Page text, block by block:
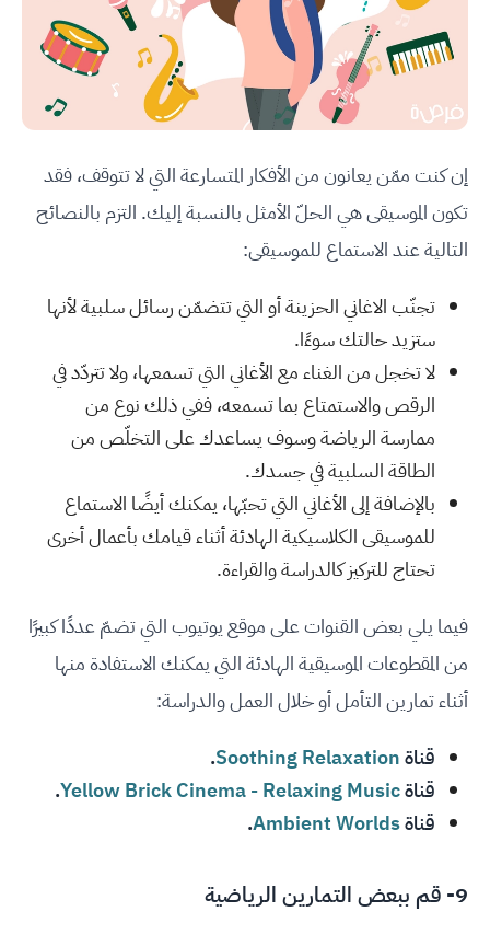
إن كنت ممّن يعانون من الأفكار المتسارعة التي لا تتوقف، فقد
تكون الموسيقى هي الحلّ الأمثل بالنسبة إليك. التزم بالنصائح
التالية عند الاستماع للموسيقى:
تجنّب الاغاني الحزينة أو التي تتضمّن رسائل سلبية لأنها
ستزيد حالتك سوءًا.
لا تخجل من الغناء مع الأغاني التي تسمعها، ولا تتردّد في
الرقص والاستمتاع بما تسمعه، ففي ذلك نوع من
ممارسة الرياضة وسوف يساعدك على التخلّص من
الطاقة السلبية في جسدك.
بالإضافة إلى الأغاني التي تحبّها، يمكنك أيضًا الاستماع
للموسيقى الكلاسيكية الهادئة أثناء قيامك بأعمال أخرى
تحتاج للتركيز كالدراسة والقراءة.
فيما يلي بعض القنوات على موقع يوتيوب التي تضمّ عددًا كبيرًا
من المقطوعات الموسيقية الهادئة التي يمكنك الاستفادة منها
أثناء تمارين التأمل أو خلال العمل والدراسة:
قناة
.
قناةYellow Brick Cinema - Relaxing Music
.
قناةAmbient Worlds
.
9- قم ببعض التمارين الرياضية